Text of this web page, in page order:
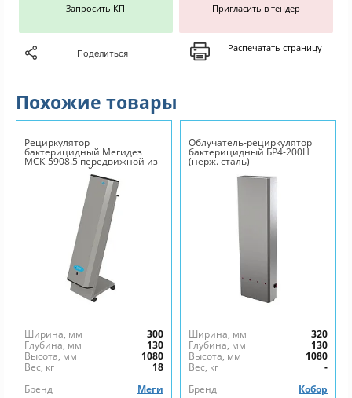
Запросить КП Пригласить в тендер
Поделиться Распечатать страницу
Похожие товары
Рециркулятор
бактерицидный Мегидез
МСК-5908.5 передвижной из
нержавеющей стали
Ширина, мм
300
Глубина, мм
130
Высота, мм
1080
Вес, кг
18
Бренд
Меги
Облучатель-рециркулятор
бактерицидный БР4-200Н
(нерж. сталь)
Ширина, мм
320
Глубина, мм
130
Высота, мм
1080
Вес, кг
-
Бренд
Кобор